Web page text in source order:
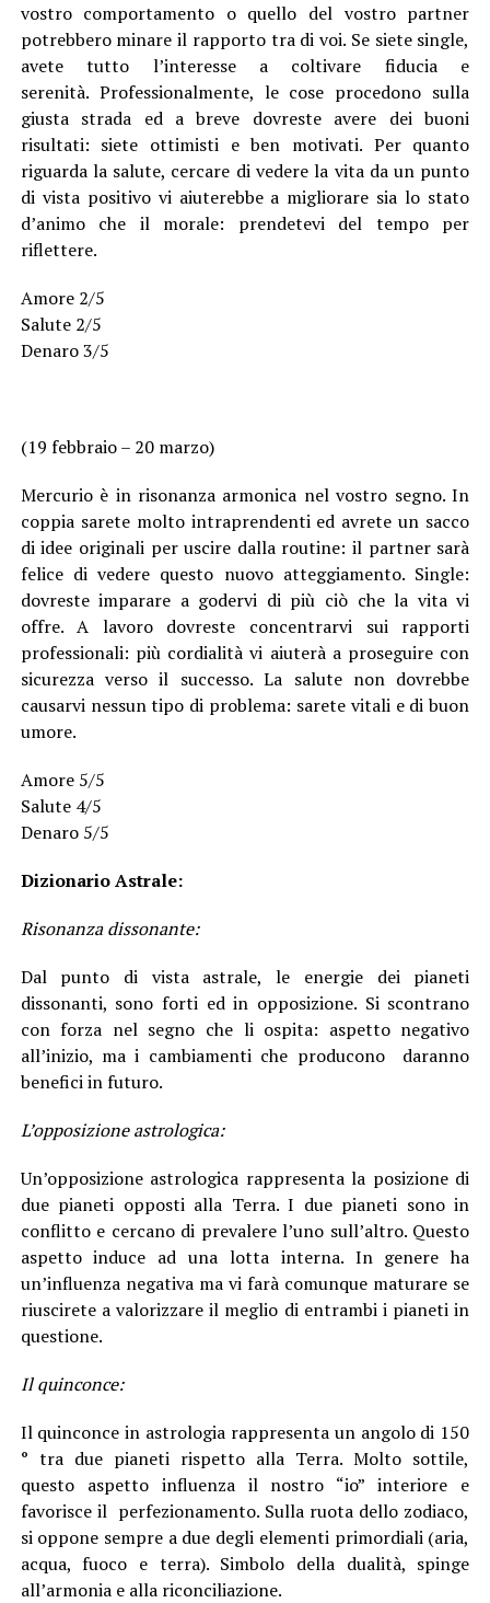
vostro comportamento o quello del vostro partner
potrebbero minare il rapporto tra di voi. Se siete single,
avete tutto l’interesse a coltivare fiducia e
serenità. Professionalmente, le cose procedono sulla
giusta strada ed a breve dovreste avere dei buoni
risultati: siete ottimisti e ben motivati. Per quanto
riguarda la salute, cercare di vedere la vita da un punto
di vista positivo vi aiuterebbe a migliorare sia lo stato
d’animo che il morale: prendetevi del tempo per
riflettere.
Amore 2/5
Salute 2/5
Denaro 3/5
(19 febbraio – 20 marzo)
Mercurio è in risonanza armonica nel vostro segno. In
coppia sarete molto intraprendenti ed avrete un sacco
di idee originali per uscire dalla routine: il partner sarà
felice di vedere questo nuovo atteggiamento. Single:
dovreste imparare a godervi di più ciò che la vita vi
offre. A lavoro dovreste concentrarvi sui rapporti
professionali: più cordialità vi aiuterà a proseguire con
sicurezza verso il successo. La salute non dovrebbe
causarvi nessun tipo di problema: sarete vitali e di buon
umore.
Amore 5/5
Salute 4/5
Denaro 5/5
Dizionario Astrale:
Risonanza dissonante:
Dal punto di vista astrale, le energie dei pianeti
dissonanti, sono forti ed in opposizione. Si scontrano
con forza nel segno che li ospita: aspetto negativo
all’inizio, ma i cambiamenti che producono daranno
benefici in futuro.
L’opposizione astrologica:
Un’opposizione astrologica rappresenta la posizione di
due pianeti opposti alla Terra. I due pianeti sono in
conflitto e cercano di prevalere l’uno sull’altro. Questo
aspetto induce ad una lotta interna. In genere ha
un’influenza negativa ma vi farà comunque maturare se
riuscirete a valorizzare il meglio di entrambi i pianeti in
questione.
Il quinconce:
Il quinconce in astrologia rappresenta un angolo di 150
° tra due pianeti rispetto alla Terra. Molto sottile,
questo aspetto influenza il nostro “io” interiore e
favorisce il perfezionamento. Sulla ruota dello zodiaco,
si oppone sempre a due degli elementi primordiali (aria,
acqua, fuoco e terra). Simbolo della dualità, spinge
all’armonia e alla riconciliazione.